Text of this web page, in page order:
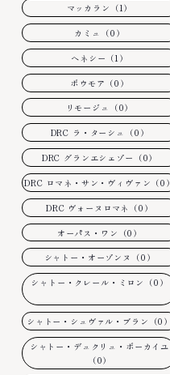
マッカラン（1）
カミュ（0）
ヘネシー（1）
ボウモア（0）
リモージュ（0）
DRC ラ・ターシュ（0）
DRC グランエシェゾー（0）
DRC ロマネ・サン・ヴィヴァン（0）
DRC ヴォーヌロマネ（0）
オーパス・ワン（0）
シャトー・オーゾンヌ（0）
シャトー・クレール・ミロン（0）
シャトー・シュヴァル・ブラン（0）
シャトー・デュクリュ・ボーカイユ
（0）